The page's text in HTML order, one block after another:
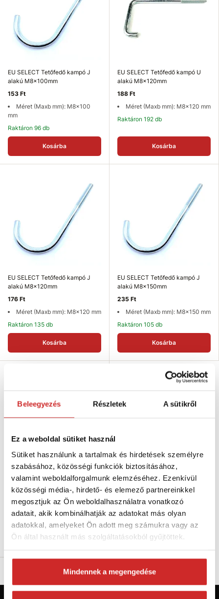
Beleegyezés Részletek A sütikről
Ez a weboldal sütiket használ
Sütiket használunk a tartalmak és hirdetések személyre
szabásához, közösségi funkciók biztosításához,
valamint weboldalforgalmunk elemzéséhez. Ezenkívül
közösségi média-, hirdető- és elemező partnereinkkel
megosztjuk az Ön weboldalhasználatra vonatkozó
adatait, akik kombinálhatják az adatokat más olyan
adatokkal, amelyeket Ön adott meg számukra vagy az
Ön által használt más szolgáltatásokból gyűjtöttek.
Mindennek a megengedése
EU SELECT Tetőfedő kampó J
alakú M8x100mm
153 Ft
Méret (Maxb mm): M8x100
mm
Raktáron 96 db
Kosárba
EU SELECT Tetőfedő kampó U
alakú M8x120mm
188 Ft
Méret (Maxb mm): M8x120 mm
Raktáron 192 db
Kosárba
EU SELECT Tetőfedő kampó J
alakú M8x120mm
176 Ft
Méret (Maxb mm): M8x120 mm
Raktáron 135 db
Kosárba
EU SELECT Tetőfedő kampó J
alakú M8x150mm
235 Ft
Méret (Maxb mm): M8x150 mm
Raktáron 105 db
Kosárba
EU SELECT Tetőfedő kampó U
alakú M8x150mm
Raktáron 127 db
Kosárba